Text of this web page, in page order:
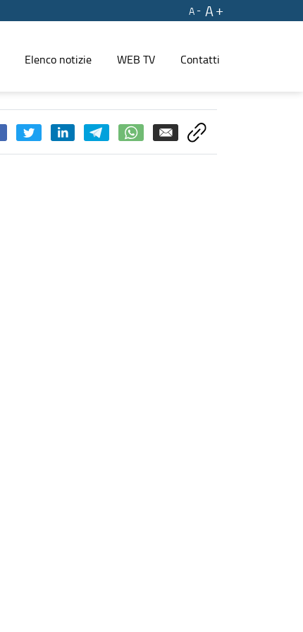
A
A
Elenco notizie WEB TV Contatti